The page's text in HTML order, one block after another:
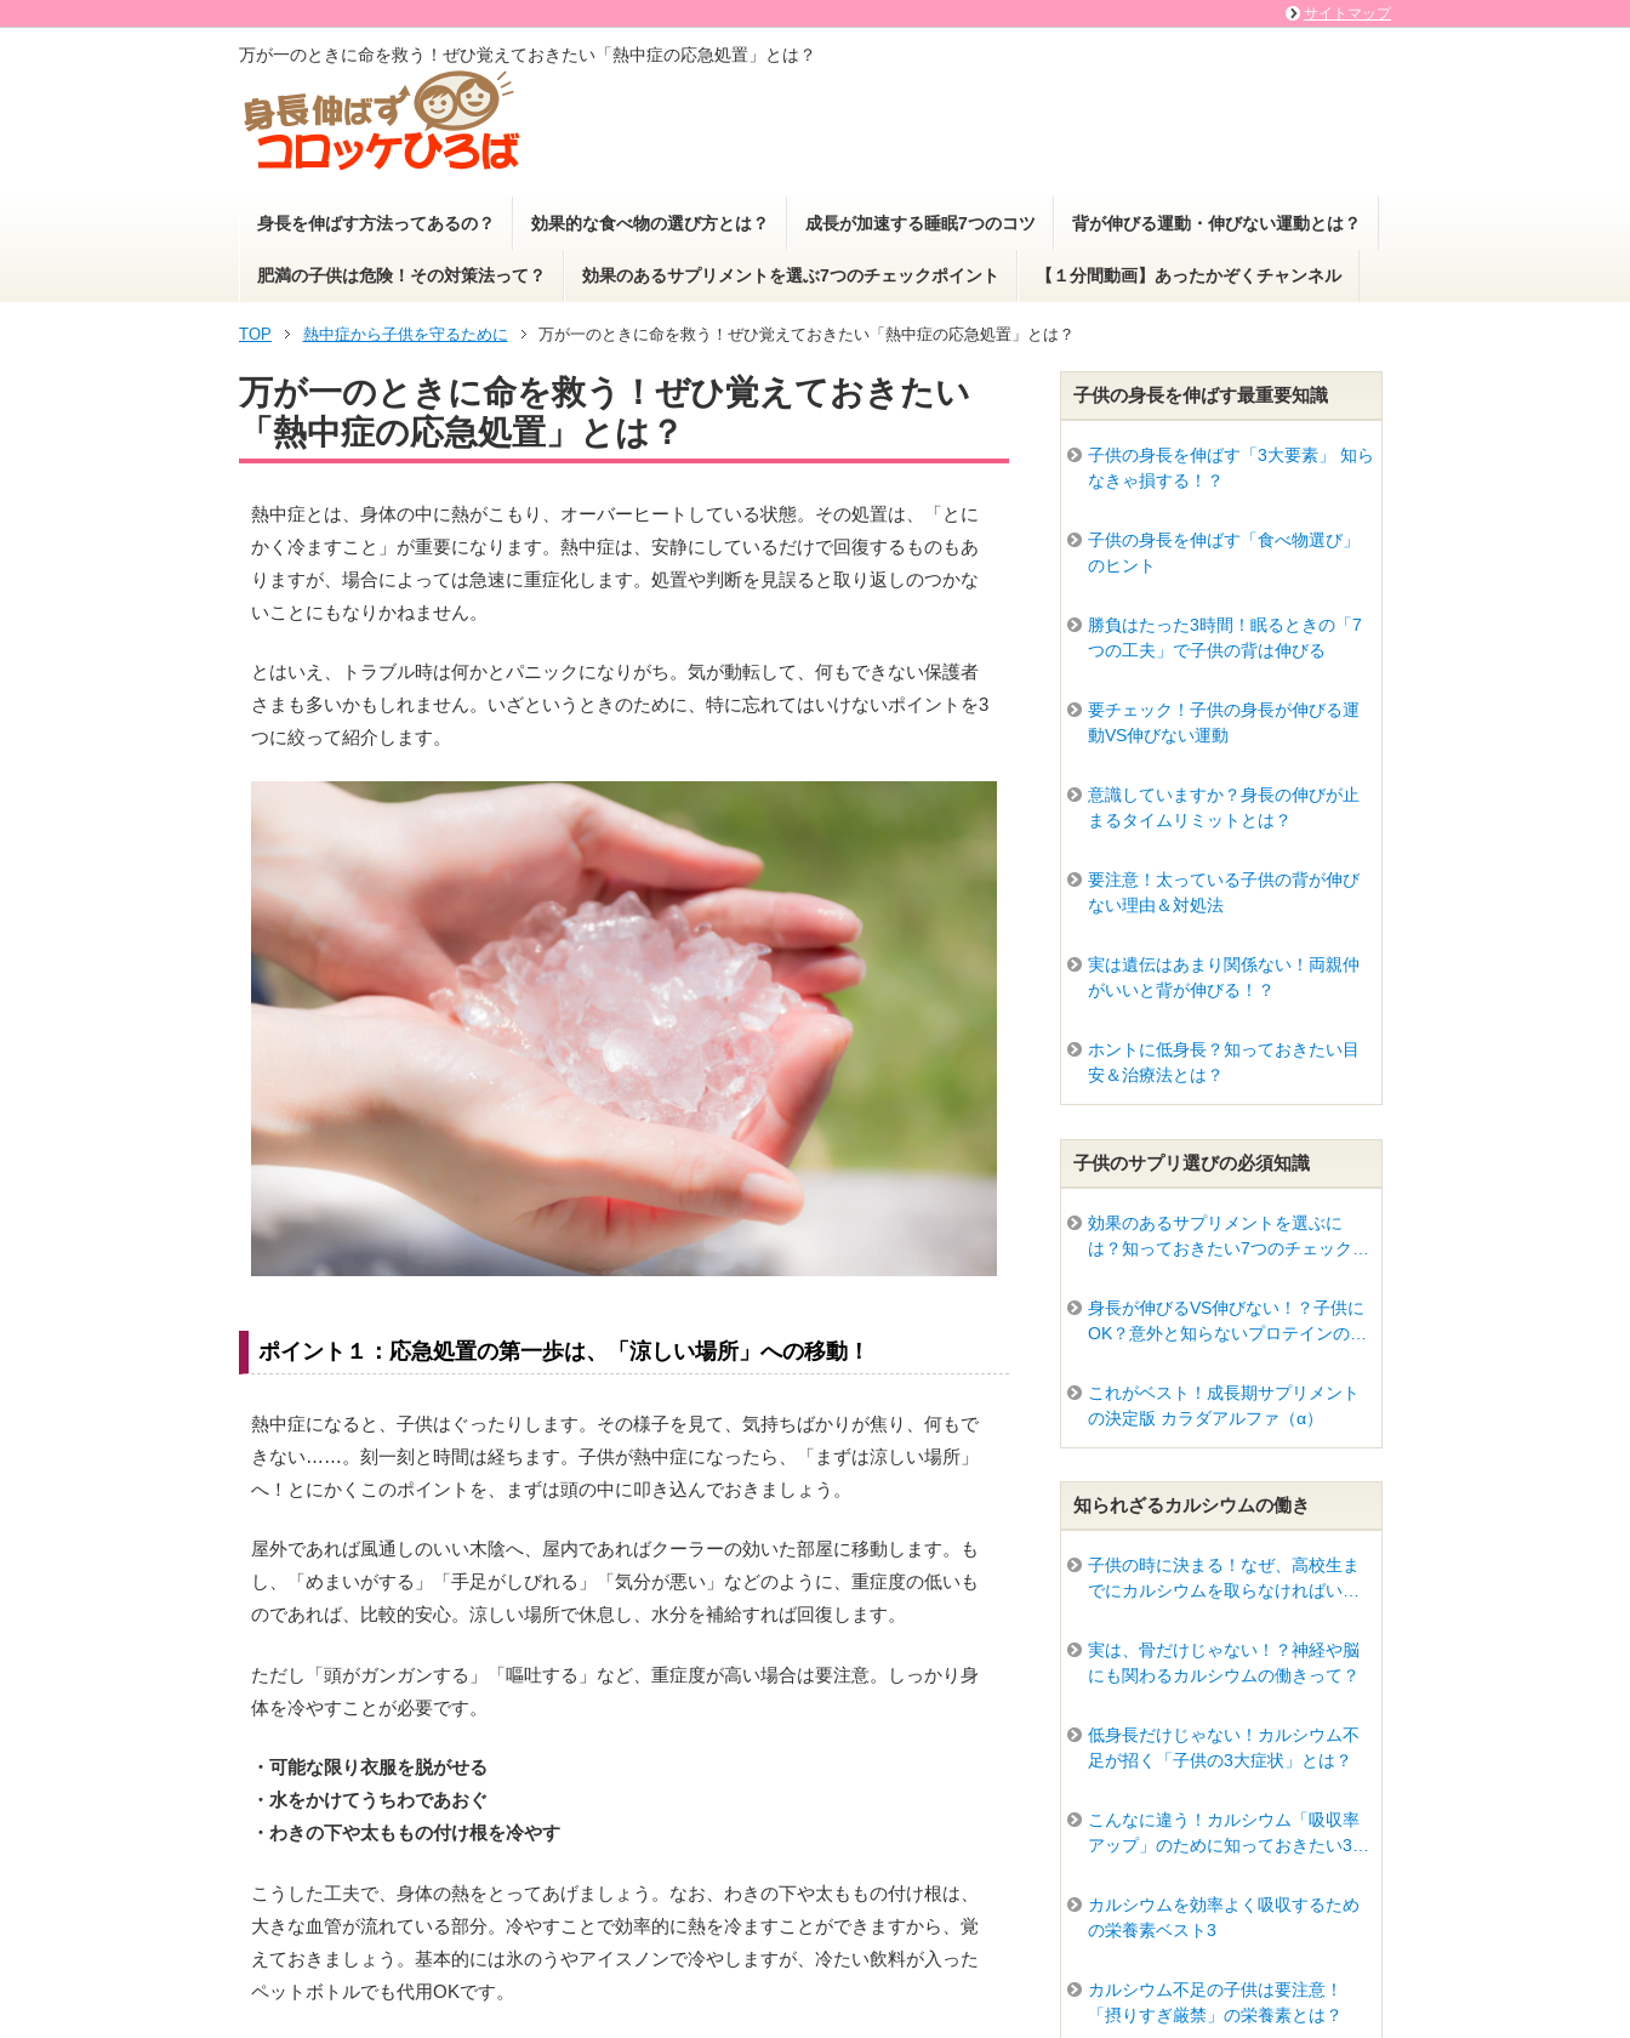
万が一のときに命を救う！ぜひ覚えておきたい「熱中症の応急処置」とは？
身長を伸ばす方法ってあるの？ 効果的な食べ物の選び方とは？ 成長が加速する睡眠7つのコツ 背が伸びる運動・伸びない運動とは？
肥満の子供は危険！その対策法って？ 効果のあるサプリメントを選ぶ7つのチェックポイント 【１分間動画】あったかぞくチャンネル
TOP 熱中症から子供を守るために 万が一のときに命を救う！ぜひ覚えておきたい「熱中症の応急処置」とは？
万が一のときに命を救う！ぜひ覚えておきたい
「熱中症の応急処置」とは？
熱中症とは、身体の中に熱がこもり、オーバーヒートしている状態。その処置は、「とに
かく冷ますこと」が重要になります。熱中症は、安静にしているだけで回復するものもあ
りますが、場合によっては急速に重症化します。処置や判断を見誤ると取り返しのつかな
いことにもなりかねません。
とはいえ、トラブル時は何かとパニックになりがち。気が動転して、何もできない保護者
さまも多いかもしれません。いざというときのために、特に忘れてはいけないポイントを3
つに絞って紹介します。
ポイント１：応急処置の第一歩は、「涼しい場所」への移動！
熱中症になると、子供はぐったりします。その様子を見て、気持ちばかりが焦り、何もで
きない……。刻一刻と時間は経ちます。子供が熱中症になったら、「まずは涼しい場所」
へ！とにかくこのポイントを、まずは頭の中に叩き込んでおきましょう。
屋外であれば風通しのいい木陰へ、屋内であればクーラーの効いた部屋に移動します。も
し、「めまいがする」「手足がしびれる」「気分が悪い」などのように、重症度の低いも
のであれば、比較的安心。涼しい場所で休息し、水分を補給すれば回復します。
ただし「頭がガンガンする」「嘔吐する」など、重症度が高い場合は要注意。しっかり身
体を冷やすことが必要です。
・可能な限り衣服を脱がせる
・水をかけてうちわであおぐ
・わきの下や太ももの付け根を冷やす
こうした工夫で、身体の熱をとってあげましょう。なお、わきの下や太ももの付け根は、
大きな血管が流れている部分。冷やすことで効率的に熱を冷ますことができますから、覚
えておきましょう。基本的には氷のうやアイスノンで冷やしますが、冷たい飲料が入った
ペットボトルでも代用OKです。
子供の身長を伸ばす最重要知識
子供の身長を伸ばす「3大要素」 知ら
なきゃ損する！？
子供の身長を伸ばす「食べ物選び」
のヒント
勝負はたった3時間！眠るときの「7
つの工夫」で子供の背は伸びる
要チェック！子供の身長が伸びる運
動VS伸びない運動
意識していますか？身長の伸びが止
まるタイムリミットとは？
要注意！太っている子供の背が伸び
ない理由＆対処法
実は遺伝はあまり関係ない！両親仲
がいいと背が伸びる！？
ホントに低身長？知っておきたい目
安＆治療法とは？
子供のサプリ選びの必須知識
効果のあるサプリメントを選ぶに
は？知っておきたい7つのチェックポ
身長が伸びるVS伸びない！？子供に
OK？意外と知らないプロテインの真
これがベスト！成長期サプリメント
の決定版 カラダアルファ（α）
知られざるカルシウムの働き
子供の時に決まる！なぜ、高校生ま
でにカルシウムを取らなければいけ
実は、骨だけじゃない！？神経や脳
にも関わるカルシウムの働きって？
低身長だけじゃない！カルシウム不
足が招く「子供の3大症状」とは？
こんなに違う！カルシウム「吸収率
アップ」のために知っておきたい3つ
カルシウムを効率よく吸収するため
の栄養素ベスト3
カルシウム不足の子供は要注意！
「摂りすぎ厳禁」の栄養素とは？
サイトマップ